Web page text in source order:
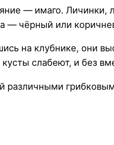
— имаго.
— чёрный или
на клубнике, они
слабеют, и без
различными